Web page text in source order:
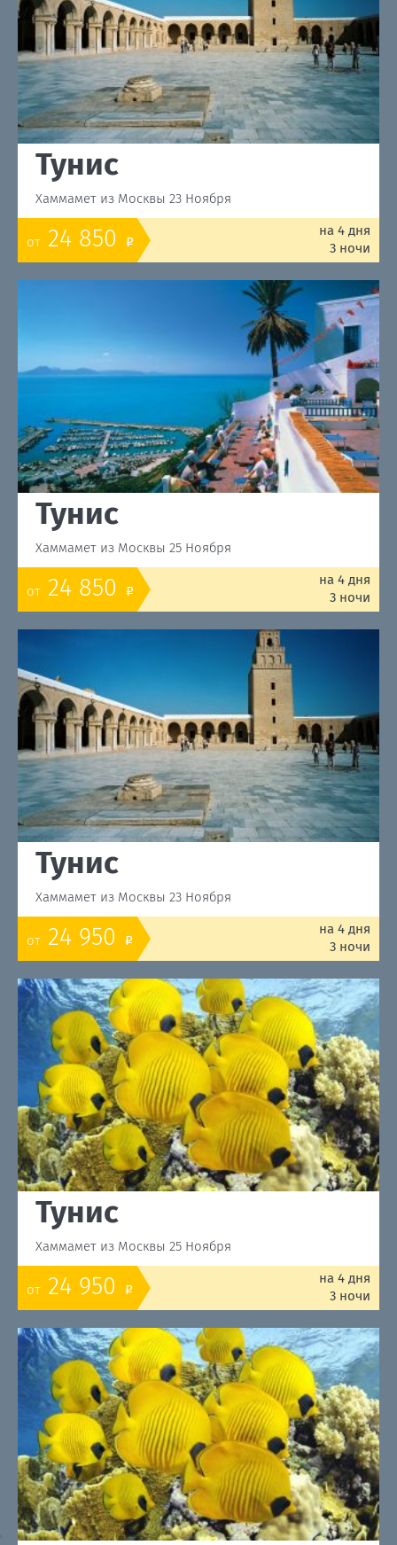
Тунис
Хаммамет из Москвы 23 Ноября
от 24 850 o
на 4 дня
3 ночи
Тунис
Хаммамет из Москвы 25 Ноября
от 24 850 o
на 4 дня
3 ночи
Тунис
Хаммамет из Москвы 23 Ноября
от 24 950 o
на 4 дня
3 ночи
Тунис
Хаммамет из Москвы 25 Ноября
от 24 950 o
на 4 дня
3 ночи